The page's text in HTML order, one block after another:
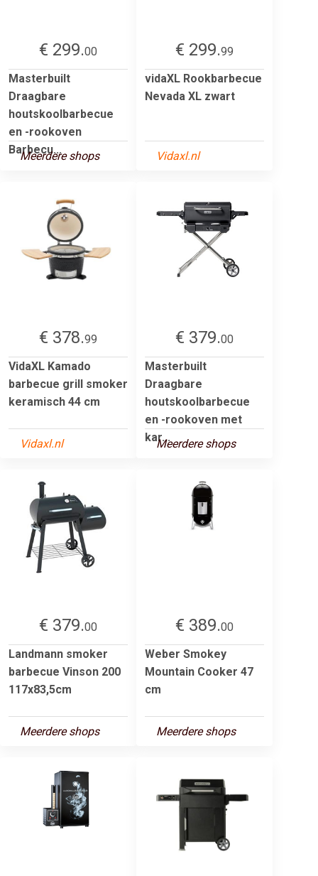
€ 299.00
Masterbuilt
Draagbare
houtskoolbarbecue
en -rookoven
Barbecu...
Meerdere shops
€ 299.99
vidaXL Rookbarbecue
Nevada XL zwart
Vidaxl.nl
€ 378.99
VidaXL Kamado
barbecue grill smoker
keramisch 44 cm
Vidaxl.nl
€ 379.00
Masterbuilt
Draagbare
houtskoolbarbecue
en -rookoven met
kar...Meerdere shops
€ 379.00
Landmann smoker
barbecue Vinson 200
117x83,5cm
Meerdere shops
€ 389.00
Weber Smokey
Mountain Cooker 47
cm
Meerdere shops